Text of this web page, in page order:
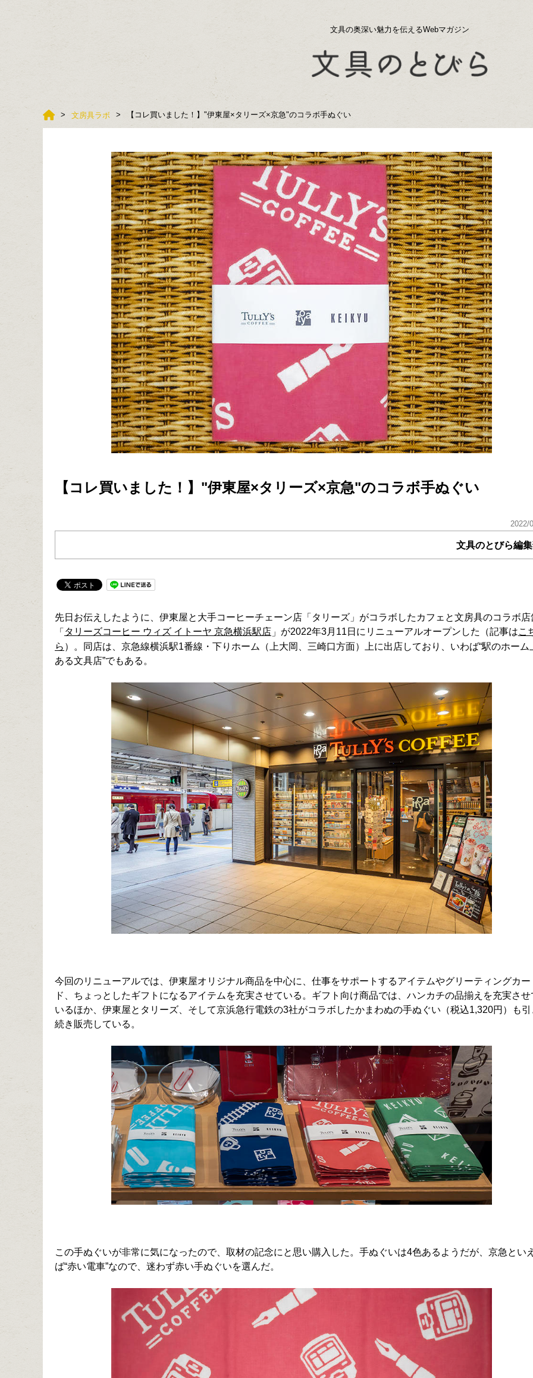
文具の奥深い魅力を伝えるWebマガジン
文房具ラボ 【コレ買いました！】"伊東屋×タリーズ×京急"のコラボ手ぬぐい
【コレ買いました！】"伊東屋×タリーズ×京急"のコラボ手ぬぐい
2022/
文具のとびら編
先日お伝えしたように、伊東屋と大手コーヒーチェーン店「タリーズ」がコラボしたカフェと文房具のコラボ店
「 タリーズコーヒー ウィズ イトーヤ 京急横浜駅店 」 が2022年3月11日にリニューアルオープンした（記事はこ
ら ）。同店は、京急線横浜駅1番線・下りホーム（上大岡、三崎口方面）上に出店しており、いわば“駅のホーム
ある文具店”でもある。
今回のリニューアルでは、伊東屋オリジナル商品を中心に、仕事をサポートするアイテムやグリーティングカー
ド、ちょっとしたギフトになるアイテムを充実させている。ギフト向け商品では、ハンカチの品揃えを充実させ
いるほか、伊東屋とタリーズ、そして京浜急行電鉄の3社がコラボしたかまわぬの手ぬぐい（税込1,320円）も引
続き販売している。
この手ぬぐいが非常に気になったので、取材の記念にと思い購入した。手ぬぐいは4色あるようだが、京急とい
ば“赤い電車”なので、迷わず赤い手ぬぐいを選んだ。